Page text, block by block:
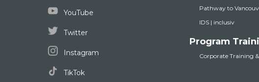
YouTube
Twitter
Instagram
TikTok
Pathway to
IDS | inclusiv
Program
Corporate Training